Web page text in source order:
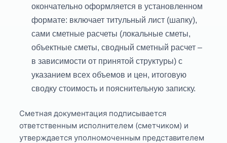
окончательно оформляется в установленном
формате: включает титульный лист (шапку),
сами сметные расчеты (локальные сметы,
объектные сметы, сводный сметный расчет –
в зависимости от принятой структуры) с
указанием всех объемов и цен, итоговую
сводку стоимость и пояснительную записку.
Сметная документация подписывается
ответственным исполнителем (сметчиком) и
утверждается уполномоченным представителем